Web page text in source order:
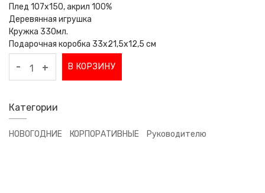
Плед 107х150, акрил 100%
Деревянная игрушка
Кружка 330мл.
Подарочная коробка 33x21,5x12,5 см
- + В КОРЗИНУ
Категории
НОВОГОДНИЕ КОРПОРАТИВНЫЕ Руководителю